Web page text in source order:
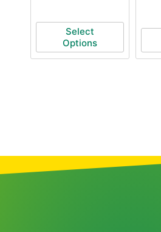
Select
Options